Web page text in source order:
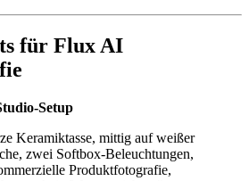
für Flux AI
Setup
Keramiktasse, mittig auf weißer
zwei Softbox-Beleuchtungen,
Produktfotografie,